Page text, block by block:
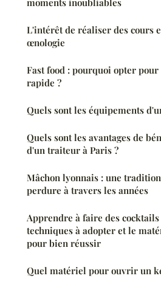
L'intérêt de réaliser des cours
œnologie
Fast food : pourquoi opter
rapide ?
Quels sont les équipements
Quels sont les avantages de
d'un traiteur à Paris ?
Mâchon lyonnais : une
perdure à travers les années
Apprendre à faire des
techniques à adopter et le
pour bien réussir
Quel matériel pour ouvrir un